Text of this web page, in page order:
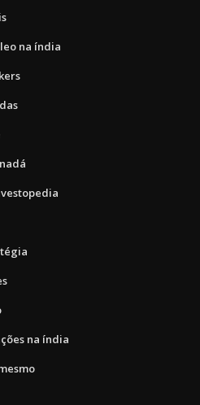
na índia
na índia